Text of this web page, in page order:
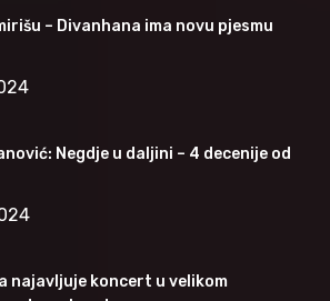
– Divanhana ima novu pjesmu
Negdje u daljini – 4 decenije od
najavljuje koncert u velikom